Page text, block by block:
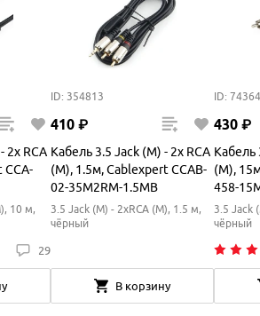
2x RCA
CCA-
10 м,
29
ID: 354813
410 ₽
Кабель 3.5 Jack (M) - 2x RCA
(M), 1.5м, Cablexpert CCAB-
02-35M2RM-1.5MB
3.5 Jack (M) - 2xRCA (M), 1.5 м,
чёрный
В корзину
ID:
430 ₽
Кабель
(M),
458-
3.5 Jack
чёрный